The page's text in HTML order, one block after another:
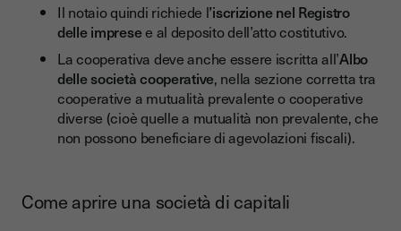
Il notaio quindi richiede l’iscrizione nel Registro
delle impresee al deposito dell’atto costitutivo.
La cooperativa deve anche essere iscritta all’Albo
delle società cooperative, nella sezione corretta tra
cooperative a mutualità prevalente o cooperative
diverse (cioè quelle a mutualità non prevalente, che
non possono beneficiare di agevolazioni fiscali).
Come aprire una società di capitali